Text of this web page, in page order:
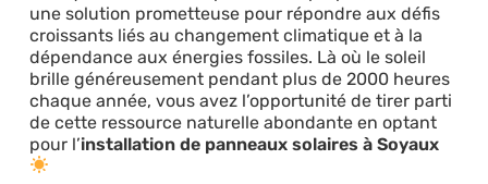
une solution prometteuse pour répondre aux défis
croissants liés au changement climatique et à la
dépendance aux énergies fossiles. Là où le soleil
brille généreusement pendant plus de 2000 heures
chaque année, vous avez l’opportunité de tirer parti
de cette ressource naturelle abondante en optant
pour l’installation de panneaux solaires à Soyaux